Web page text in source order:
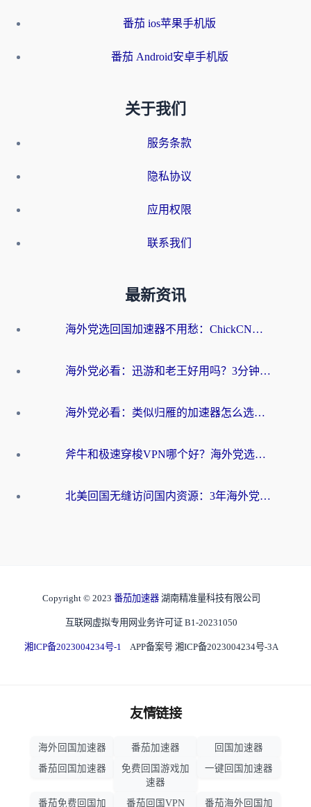
番茄 ios苹果手机版
番茄 Android安卓手机版
关于我们
服务条款
隐私协议
应用权限
联系我们
最新资讯
海外党选回国加速器不用愁：ChickCN和洞见哪个好？一篇搞定所有疑问
海外党必看：迅游和老王好用吗？3分钟选对加速国内网络的加速器
海外党必看：类似归雁的加速器怎么选？一篇搞定无缝访问国内资源
斧牛和极速穿梭VPN哪个好？海外党选回国加速器必看的真实对比与避坑指南
北美回国无缝访问国内资源：3年海外党亲测的加速器选择指南
Copyright © 2023 番茄加速器 湖南精准量科技有限公司
互联网虚拟专用网业务许可证 B1-20231050
湘ICP备2023004234号-1 APP备案号 湘ICP备2023004234号-3A
友情链接
海外回国加速器 番茄加速器
回国加速器
番茄回国加速器
免费回国游戏加
速器
一键回国加速器
番茄免费回国加 番茄回国VPN 番茄海外回国加